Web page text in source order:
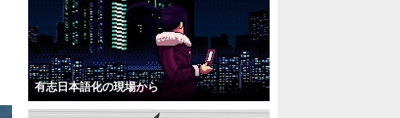
有志日本語化の現場から